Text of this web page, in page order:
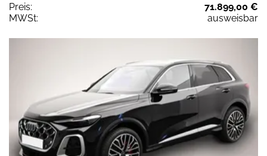
Preis:
71.899,00 €
MWSt:
ausweisbar